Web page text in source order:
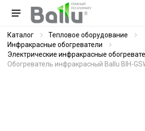
Каталог
Тепловое оборудование
Инфракрасные обогреватели
Электрические инфракрасные
Обогреватель инфракрасный Ballu BIH-